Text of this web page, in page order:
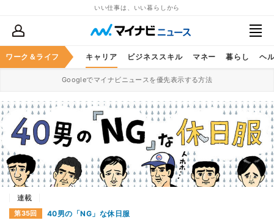
いい仕事は、いい暮らしから
ワーク＆ライフ キャリア ビジネススキル マネー 暮らし ヘ
Googleでマイナビニュースを優先表示する方法
連載
第35回 40男の「NG」な休日服